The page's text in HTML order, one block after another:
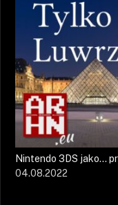
Nintendo 3DS jako…
04.08.2022